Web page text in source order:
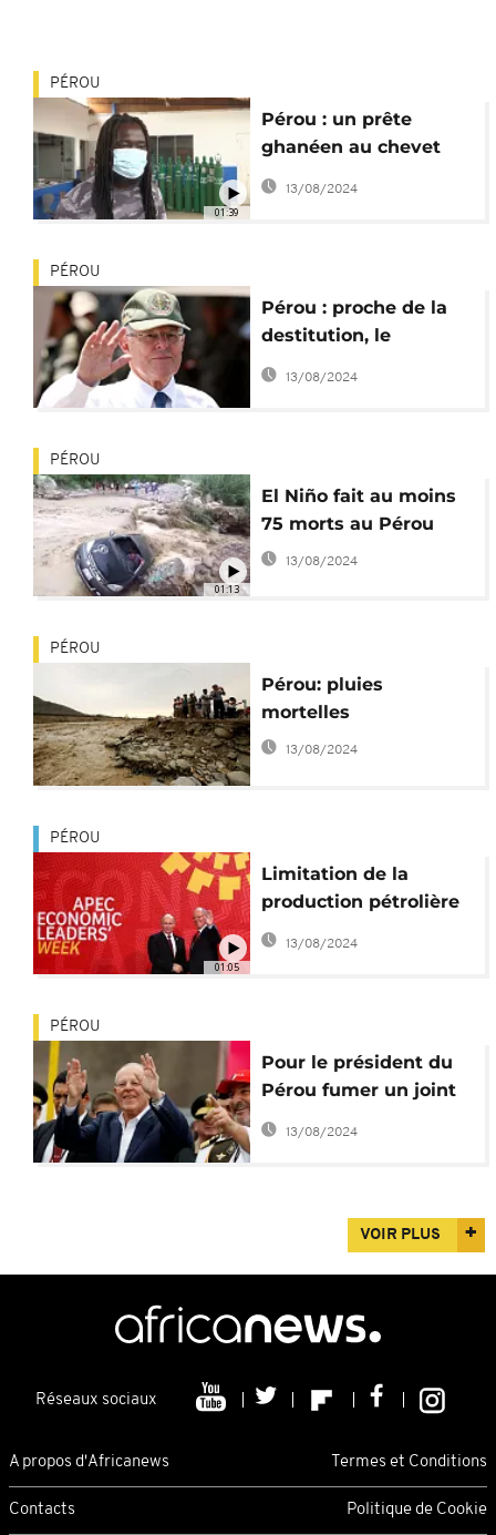
01:39
PÉROU
Pérou : un prête
ghanéen au chevet
des patients covid
13/08/2024
PÉROU
Pérou : proche de la
destitution, le
président Kuczynski
démissionne
13/08/2024
01:13
PÉROU
El Niño fait au moins
75 morts au Pérou
13/08/2024
PÉROU
Pérou: pluies
mortelles
13/08/2024
01:05
PÉROU
Limitation de la
production pétrolière
mondiale en vue
13/08/2024
PÉROU
Pour le président du
Pérou fumer un joint
''c'est pas la fin du
monde''
13/08/2024
VOIR PLUS
Réseaux sociaux
A propos d'Africanews Termes et Conditions
Contacts Politique de Cookie